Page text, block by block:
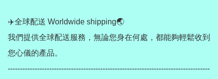
✈️全球配送 Worldwide shipping🌏
我們提供全球配送服務，無論您身在何處，都能夠輕鬆收到
您心儀的產品。
-----------------------------------------------------------------------------------